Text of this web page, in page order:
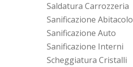
Saldatura Carrozzeria
Sanificazione Abitacolo
Sanificazione Auto
Sanificazione Interni
Scheggiatura Cristalli